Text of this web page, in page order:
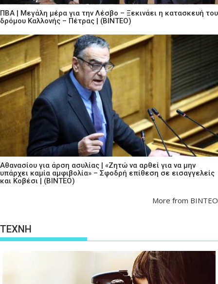
ΠΒΑ | Μεγάλη μέρα για την Λέσβο – Ξεκινάει η κατασκευή του
δρόμου Καλλονής – Πέτρας | (ΒΙΝΤΕΟ)
Αθανασίου για άρση ασυλίας | «Ζητώ να αρθεί για να μην
υπάρχει καμία αμφιβολία» – Σφοδρή επίθεση σε εισαγγελείς
και Κοβέσι | (ΒΙΝΤΕΟ)
More from ΒΙΝΤΕΟ
ΤΕΧΝΗ